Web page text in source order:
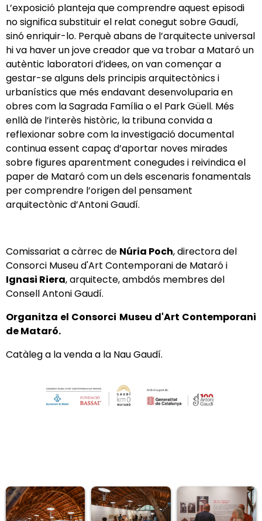
L’exposició planteja que comprendre aquest episodi
no significa substituir el relat conegut sobre Gaudí,
sinó enriquir-lo. Perquè abans de l’arquitecte universal
hi va haver un jove creador que va trobar a Mataró un
autèntic laboratori d’idees, on van començar a
gestar-se alguns dels principis arquitectònics i
urbanístics que més endavant desenvoluparia en
obres com la Sagrada Família o el Park Güell. Més
enllà de l’interès històric, la tribuna convida a
reflexionar sobre com la investigació documental
continua essent capaç d’aportar noves mirades
sobre figures aparentment conegudes i reivindica el
paper de Mataró com un dels escenaris fonamentals
per comprendre l’origen del pensament
arquitectònic d’Antoni Gaudí.
Comissariat a càrrec de Núria Poch, directora del
Consorci Museu d'Art Contemporani de Mataró i
Ignasi Riera, arquitecte, ambdós membres del
Consell Antoni Gaudí.
Organitza el Consorci Museu d'Art Contemporani
de Mataró.
Catàleg a la venda a la Nau Gaudí.